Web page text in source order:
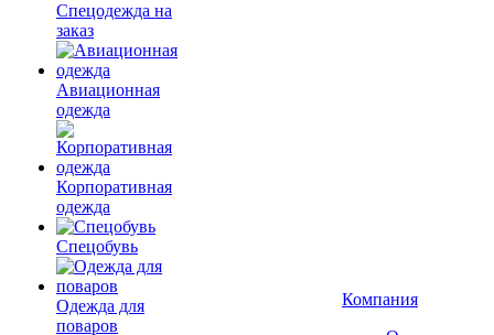
Спецодежда на
заказ
Авиационная
одежда
Корпоративная
одежда
Спецобувь
Одежда для
поваров
Компания